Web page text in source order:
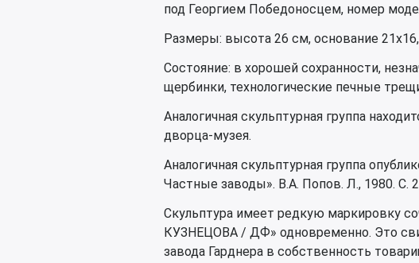
под Георгием Победоносцем, номер
Размеры: высота 26 см, основание
Состояние: в хорошей сохранности,
щербинки, технологические печные
Аналогичная скульптурная группа
дворца-музея.
Аналогичная скульптурная группа
Частные заводы». В.А. Попов. Л., 1980. С.
Скульптура имеет редкую маркировку
КУЗНЕЦОВА / ДФ» одновременно. Это
завода Гарднера в собственность